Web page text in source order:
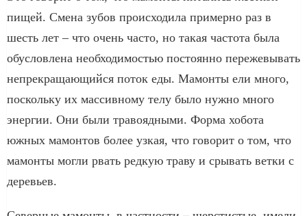
пищей. Смена зубов происходила примерно раз в
шесть лет – что очень часто, но такая частота была
обусловлена необходимостью постоянно пережевывать
непрекращающийся поток еды. Мамонты ели много,
поскольку их массивному телу было нужно много
энергии. Они были травоядными. Форма хобота
южных мамонтов более узкая, что говорит о том, что
мамонты могли рвать редкую траву и срывать ветки с
деревьев.